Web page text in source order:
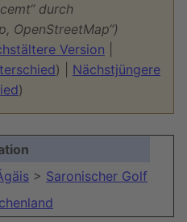
durch
OpenStreetMap“)
Version
) | Nächstjüngere
)
> Saronischer Golf